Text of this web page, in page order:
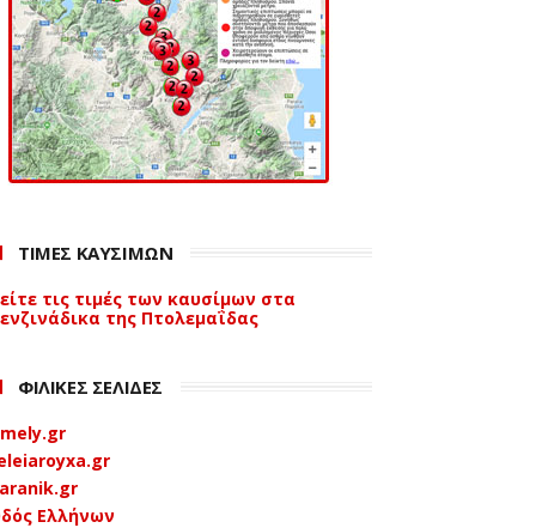
ΤΙΜΕΣ ΚΑΥΣΙΜΩΝ
τις τιμές των καυσίμων στα
της Πτολεμαΐδας
ΦΙΛΙΚΕΣ ΣΕΛΙΔΕΣ
Ελλήνων